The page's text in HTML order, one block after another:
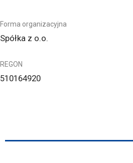
Forma organizacyjna
Spółka z o.o.
REGON
510164920